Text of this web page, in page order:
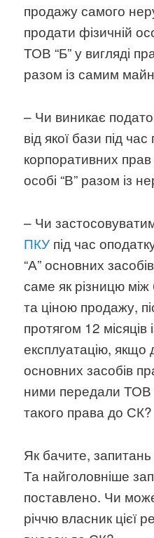
продажу самого
продати фізичній
ТОВ “Б” у вигляді
разом із самим
– Чи виникає
від якої бази під
корпоративних
особі “В” разом із
– Чи
ПКУ під час
“А” основних
саме як різницю
та ціною продажу,
протягом 12
експлуатацію,
основних засобів
ними передали ТОВ
такого права до СК?
Як бачите,
Та найголовніше
поставлено. Чи
річчю власник цієї